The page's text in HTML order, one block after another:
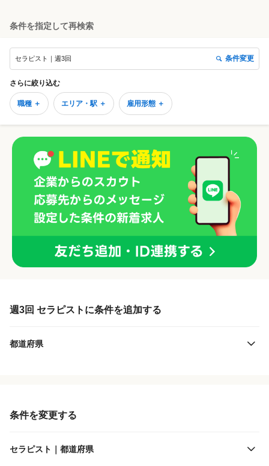
条件を指定して再検索
セラピスト｜週3回 条件変更
さらに絞り込む
職種 ＋ エリア・駅 ＋ 雇用形態 ＋
週3回 セラピストに条件を追加する
都道府県
条件を変更する
セラピスト｜都道府県